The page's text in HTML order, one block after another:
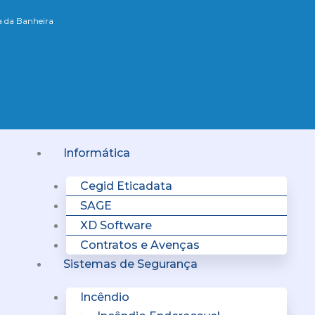
da Banheira
Informática
Cegid Eticadata
SAGE
XD Software
Contratos e Avenças
Sistemas de Segurança
Incêndio
Menu